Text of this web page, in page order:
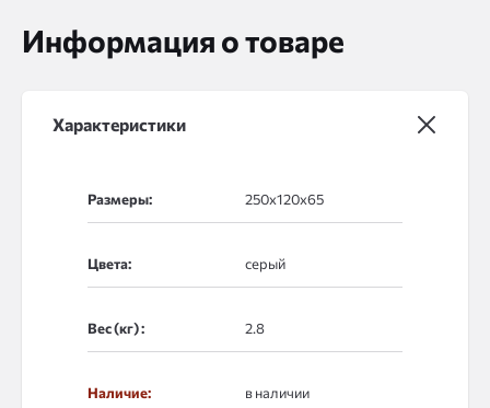
Информация о товаре
Характеристики
Размеры:
Цвета:
Вес (кг) :
Наличие: в наличии